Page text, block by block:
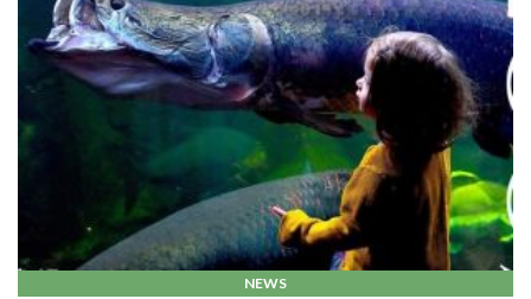
NEWS